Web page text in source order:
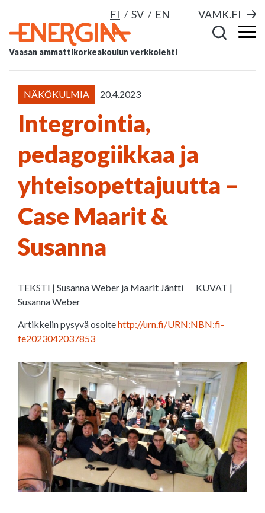
FI SV EN VAMK.FI
Vaasan ammattikorkeakoulun verkkolehti
NÄKÖKULMIA 20.4.2023
Integrointia,
pedagogiikkaa ja
yhteisopettajuutta –
Case Maarit &
Susanna
TEKSTI | Susanna Weber ja Maarit Jäntti
KUVAT |
Susanna Weber
Artikkelin pysyvä osoitehttp://urn.fi/URN:NBN:fi-
fe2023042037853